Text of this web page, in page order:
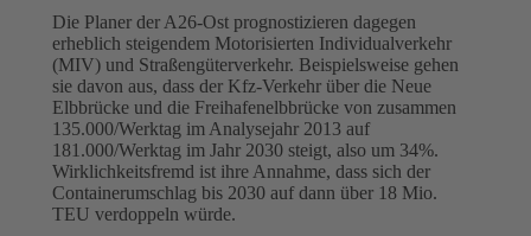
Die Planer der A26-Ost prognostizieren dagegen
erheblich steigendem Motorisierten Individualverkehr
(MIV) und Straßengüterverkehr. Beispielsweise gehen
sie davon aus, dass der Kfz-Verkehr über die Neue
Elbbrücke und die Freihafenelbbrücke von zusammen
135.000/Werktag im Analysejahr 2013 auf
181.000/Werktag im Jahr 2030 steigt, also um 34%.
Wirklichkeitsfremd ist ihre Annahme, dass sich der
Containerumschlag bis 2030 auf dann über 18 Mio.
TEU verdoppeln würde.